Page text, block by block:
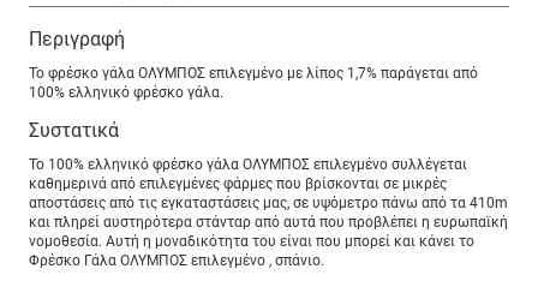
Περιγραφή
Το φρέσκο γάλα ΟΛΥΜΠΟΣ επιλεγμένο με λίπος 1,7% παράγεται από
100% ελληνικό φρέσκο γάλα.
Συστατικά
Το 100% ελληνικό φρέσκο γάλα ΟΛΥΜΠΟΣ επιλεγμένο συλλέγεται
καθημερινά από επιλεγμένες φάρμες που βρίσκονται σε μικρές
αποστάσεις από τις εγκαταστάσεις μας, σε υψόμετρο πάνω από τα 410m
και πληρεί αυστηρότερα στάνταρ από αυτά που προβλέπει η ευρωπαϊκή
νομοθεσία. Αυτή η μοναδικότητα του είναι που μπορεί και κάνει το
Φρέσκο Γάλα ΟΛΥΜΠΟΣ επιλεγμένο , σπάνιο.